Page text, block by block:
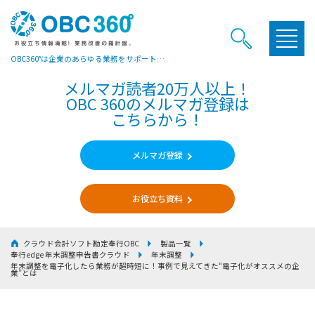
OBC360°は企業のあらゆる業務をサポートするヒントやお役立ち情報をご提供しています
メルマガ読者20万人以上！
OBC 360のメルマガ登録は
こちらから！
メルマガ登録
お役立ち資料
クラウド会計ソフト勘定奉行OBC
製品一覧
奉行edge 年末調整申告書クラウド
年末調整
年末調整を電子化したら業務が超時短に！事例で見えてきた“電子化がオススメの企
業”とは